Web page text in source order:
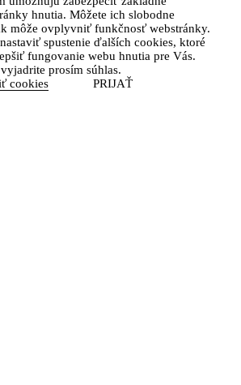
hnutia. Môžete ich slobodne
môže ovplyvniť funkčnosť webstránky.
spustenie ďalších cookies, ktoré
fungovanie webu hnutia pre Vás.
prosím súhlas.
cookies
PRIJAŤ